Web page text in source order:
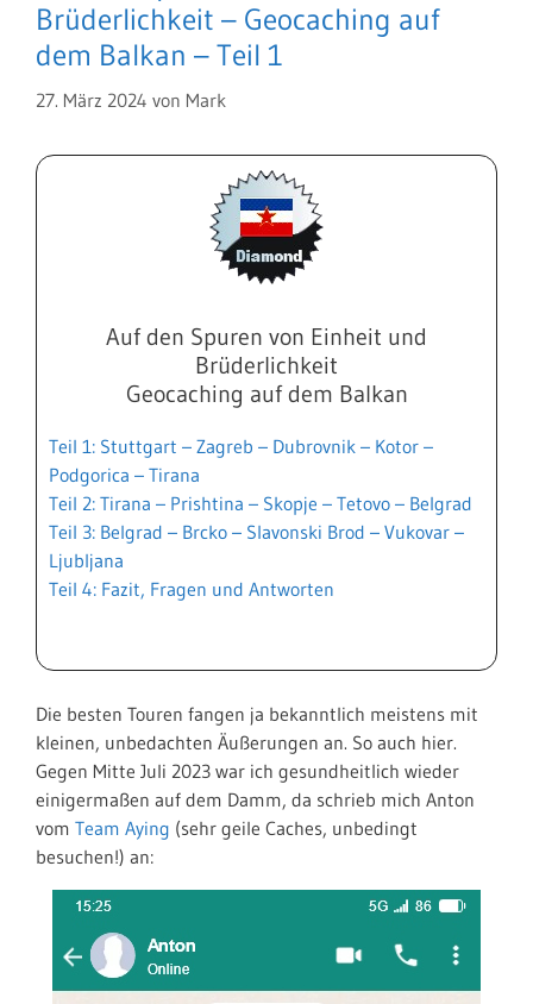
Brüderlichkeit – Geocaching auf
dem Balkan – Teil 1
27. März 2024 von Mark
Auf den Spuren von Einheit und
Brüderlichkeit
Geocaching auf dem Balkan
Teil 1: Stuttgart – Zagreb – Dubrovnik – Kotor –
Podgorica – Tirana
Teil 2: Tirana – Prishtina – Skopje – Tetovo – Belgrad
Teil 3: Belgrad – Brcko – Slavonski Brod – Vukovar –
Ljubljana
Teil 4: Fazit, Fragen und Antworten
Die besten Touren fangen ja bekanntlich meistens mit
kleinen, unbedachten Äußerungen an. So auch hier.
Gegen Mitte Juli 2023 war ich gesundheitlich wieder
einigermaßen auf dem Damm, da schrieb mich Anton
vom Team Aying (sehr geile Caches, unbedingt
besuchen!) an: